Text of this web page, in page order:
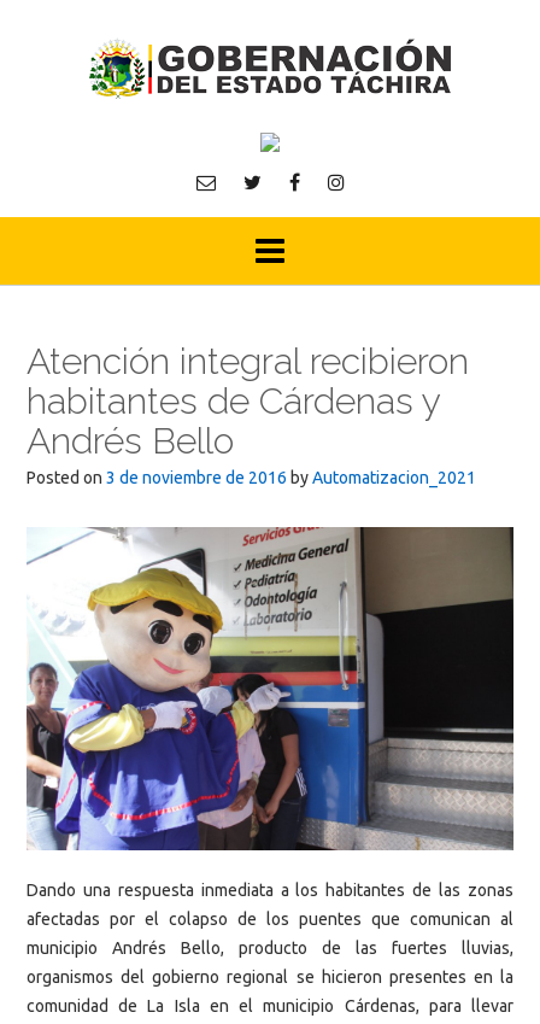
Atención integral recibieron
habitantes de Cárdenas y
Andrés Bello
Posted on 3 de noviembre de 2016 byAutomatizacion_2021
Dando una respuesta inmediata a los habitantes de las zonas
afectadas por el colapso de los puentes que comunican al
municipio Andrés Bello, producto de las fuertes lluvias,
organismos del gobierno regional se hicieron presentes en la
comunidad de La Isla en el municipio Cárdenas, para llevar